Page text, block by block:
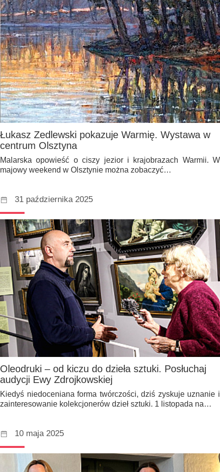
Łukasz Zedlewski pokazuje Warmię. Wystawa w
centrum Olsztyna
Malarska opowieść o ciszy jezior i krajobrazach Warmii. W
majowy weekend w Olsztynie można zobaczyć…
31 października 2025
Oleodruki – od kiczu do dzieła sztuki. Posłuchaj
audycji Ewy Zdrojkowskiej
Kiedyś niedoceniana forma twórczości, dziś zyskuje uznanie i
zainteresowanie kolekcjonerów dzieł sztuki. 1 listopada na…
10 maja 2025